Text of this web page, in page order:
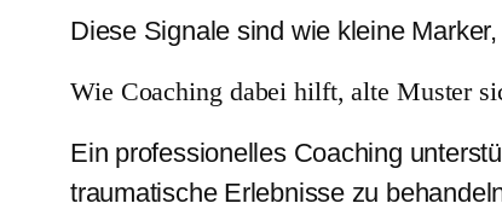
Diese Signale sind wie kleine
Wie Coaching dabei hilft, alte Muster
Ein professionelles Coaching
traumatische Erlebnisse zu